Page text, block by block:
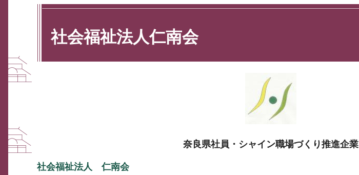
社会福祉法人仁南会
奈良県社員・シャイン職場づくり推進企業
社会福祉法人 仁南会